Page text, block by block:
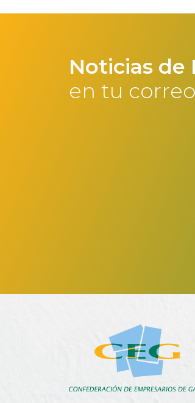
Noticias de
en tu correo